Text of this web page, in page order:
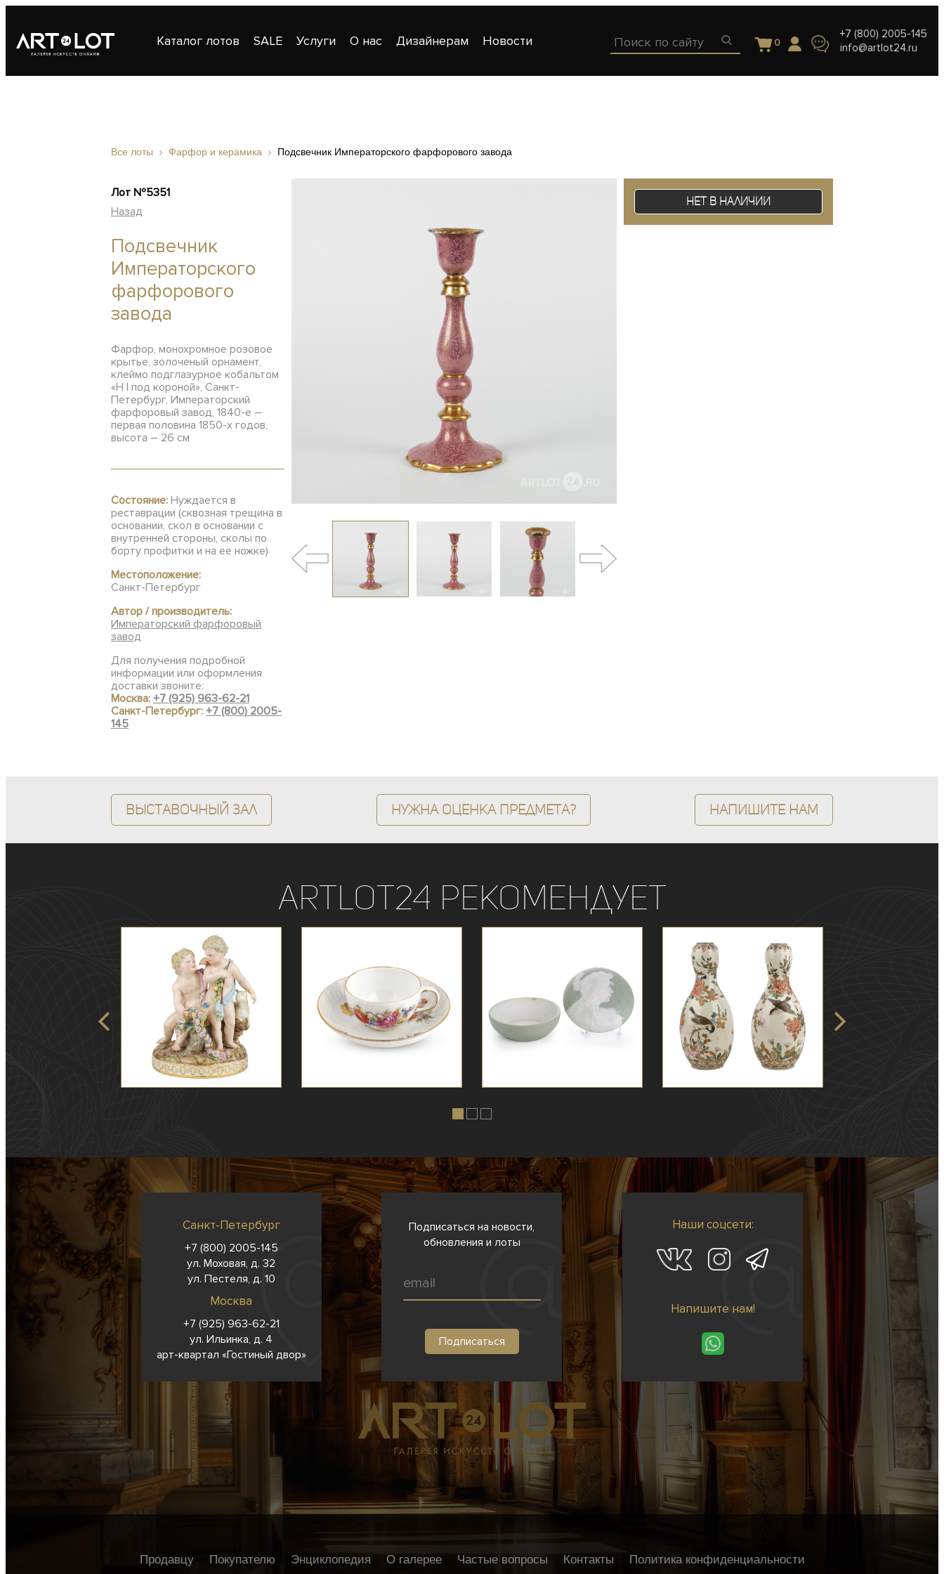
Каталог лотов SALE Услуги О нас Дизайнерам Новости 0
+7 (800) 2005-145
info@artlot24.ru
Все лоты Фарфор и керамика Подсвечник Императорского фарфорового завода
Лот №5351
Назад
Подсвечник
Императорского
фарфорового
завода
Фарфор, монохромное розовое
крытье, золоченый орнамент,
клеймо подглазурное кобальтом
«Н I под короной», Санкт-
Петербург, Императорский
фарфоровый завод, 1840-е –
первая половина 1850-х годов,
высота – 26 см
Состояние: Нуждается в
реставрации (сквозная трещина в
основании, скол в основании с
внутренней стороны, сколы по
борту профитки и на ее ножке)
Местоположение:
Санкт-Петербург
Автор / производитель:
Императорский фарфоровый
завод
Для получения подробной
информации или оформления
доставки звоните:
Москва: +7 (925) 963-62-21
Санкт-Петербург: +7 (800) 2005-
145
Нет в наличии
Выставочный зал Нужна оценка предмета? Напишите нам
ArtLot24 рекомендует
Санкт-Петербург
+7 (800) 2005-145
ул. Моховая, д. 32
ул. Пестеля, д. 10
Москва
+7 (925) 963-62-21
ул. Ильинка, д. 4
арт-квартал «Гостиный двор»
Подписаться на новости,
обновления и лоты
Наши соцсети:
Напишите нам!
Продавцу Покупателю Энциклопедия О галерее Частые вопросы Контакты Политика конфиденциальности